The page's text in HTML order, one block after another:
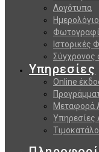
Λογότυπα
Ιστορικές
Σύγχρονος
Υπηρεσίες
Online
Μεταφορά
Υπηρεσίες